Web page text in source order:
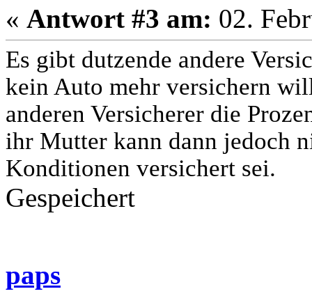
« Antwort #3 am: 02.
Es gibt dutzende andere
kein Auto mehr versichern
anderen Versicherer die
ihr Mutter kann dann jedoch
Konditionen versichert sei.
Gespeichert
paps